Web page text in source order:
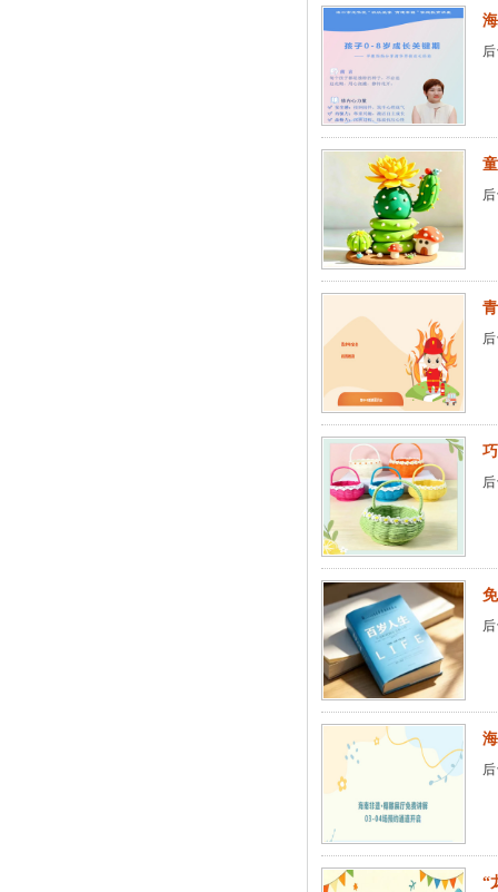
“